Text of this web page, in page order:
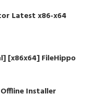
Latest x86-x64
[x86x64] FileHippo
Installer